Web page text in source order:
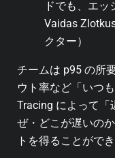
ドでも、エ
Vaidas
クター）
チームは p95 の所
ウト率など「いつ
Tracing によって「
ぜ・どこが遅いの
トを得ることができ